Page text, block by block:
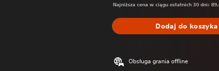
Najniższa cena w ciągu ostatnich 30 dni:
Dodaj do koszyka
Obsługa grania offline